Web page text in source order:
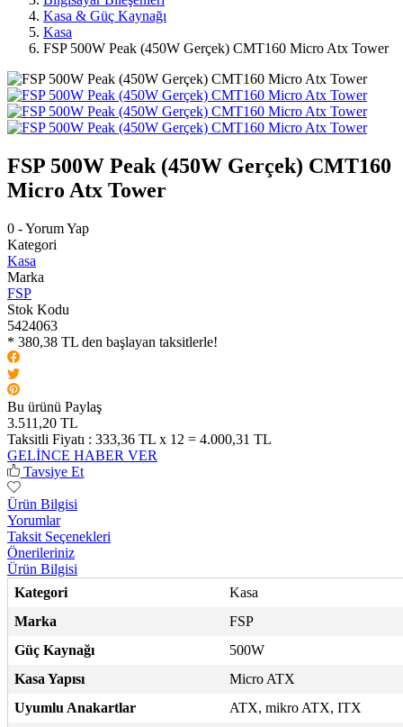
Kasa & Güç Kaynağı
Kasa
FSP 500W Peak (450W Gerçek) CMT160 Micro Atx Tower
FSP 500W Peak (450W Gerçek) CMT160
Micro Atx Tower
0 - Yorum Yap
Kategori
Kasa
Marka
FSP
Stok Kodu
5424063
* 380,38 TL den başlayan taksitlerle!
Bu ürünü Paylaş
3.511,20 TL
Taksitli Fiyatı : 333,36 TL x 12 = 4.000,31 TL
GELİNCE HABER VER
Tavsiye Et
Ürün Bilgisi
Yorumlar
Taksit Seçenekleri
Önerileriniz
Ürün Bilgisi
Kategori
Kasa
Marka
FSP
Güç Kaynağı
500W
Kasa Yapısı
Micro ATX
Uyumlu Anakartlar
ATX, mikro ATX, ITX